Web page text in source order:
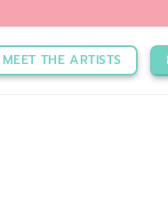
MEET THE ARTISTS